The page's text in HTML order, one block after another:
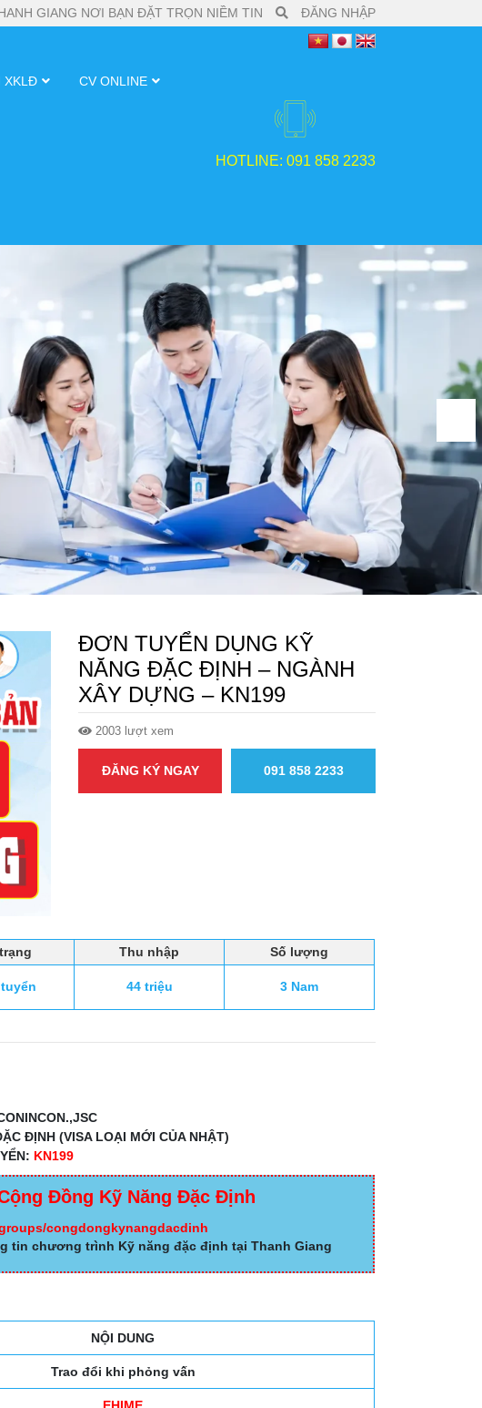
GIANG NƠI BẠN ĐẶT TRỌN NIỀM TIN ĐĂNG NHẬP
XKLĐ CV ONLINE
HOTLINE: 091 858 2233
ĐƠN TUYỂN DỤNG KỸ
NĂNG ĐẶC ĐỊNH – NGÀNH
XÂY DỰNG – KN199
2003 lượt xem
ĐĂNG KÝ NGAY 091 858 2233
Thu nhập Số lượng
44 triệu 3 Nam
ĐỊNH (VISA LOẠI MỚI CỦA NHẬT)
KN199
Đồng Kỹ Năng Đặc Định
congdongkynangdacdinh
tin chương trình Kỹ năng đặc định tại Thanh Giang
NỘI DUNG
Trao đổi khi phỏng vấn